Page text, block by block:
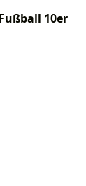
10er